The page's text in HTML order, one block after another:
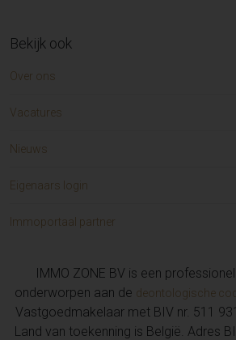
Bekijk ook
Over ons
Vacatures
Nieuws
Eigenaars login
Immoportaal partner
IMMO ZONE BV is een
onderworpen aan de deontologische
Vastgoedmakelaar met BIV nr. 511
Land van toekenning is België. Adres